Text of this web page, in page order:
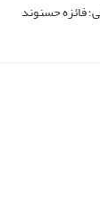
فائزه حسنوند